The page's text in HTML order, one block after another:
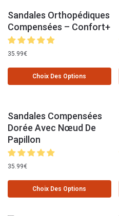
Sandales Orthopédiques
Compensées – Confort+
35.99€
Choix Des Options
Sandales Compensées
Dorée Avec Nœud De
Papillon
35.99€
Choix Des Options